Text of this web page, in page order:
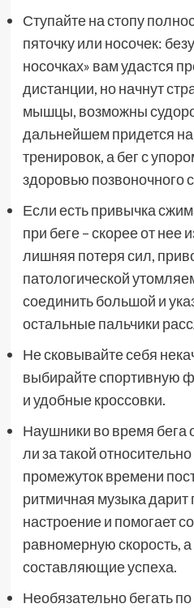
Ступайте на стопу
пяточку или носочек:
носочках» вам удастся
дистанции, но начнут
мышцы, возможны
дальнейшем придется
тренировок, а бег с
здоровью позвоночного
Если есть привычка
при беге – скорее от нее
лишняя потеря сил,
патологической
соединить большой и
остальные пальчики
Не сковывайте себя
выбирайте спортивную
и удобные кроссовки.
Наушники во время бега
ли за такой
промежуток времени
ритмичная музыка дарит
настроение и помогает
равномерную скорость,
составляющие успеха.
Необязательно бегать